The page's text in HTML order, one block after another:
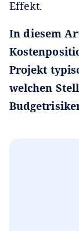
Effekt.
In diesem
Projekt
welchen